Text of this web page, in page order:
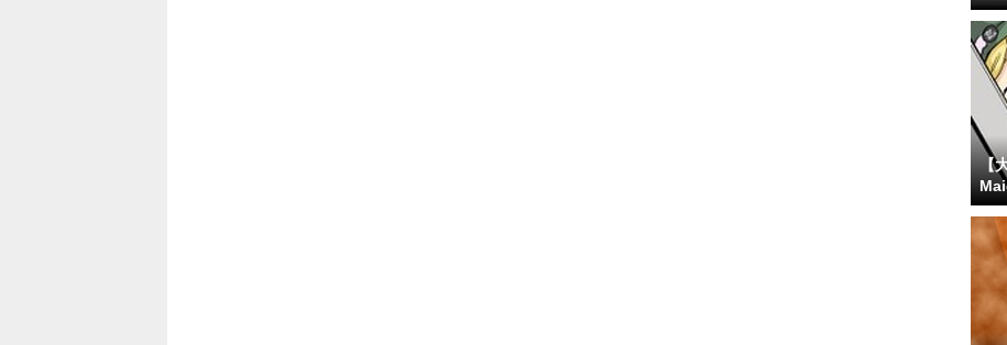
【